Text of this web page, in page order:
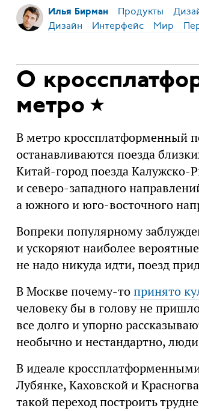
Илья Бирман Продукты
Дизайн Интерфейс Мир
О
метро
В метро кроссплатформенный
останавливаются поезда
Китай-город поезда Калужско-
и северо-западного
а южного и юго-восточного
Вопреки популярному
и ускоряют наиболее
не надо никуда идти, поезд
В Москве почему-топринято
человеку бы в голову не
все долго и упорно
необычно и нестандартно,
В идеале
Лубянке, Каховской и
такой переход построить